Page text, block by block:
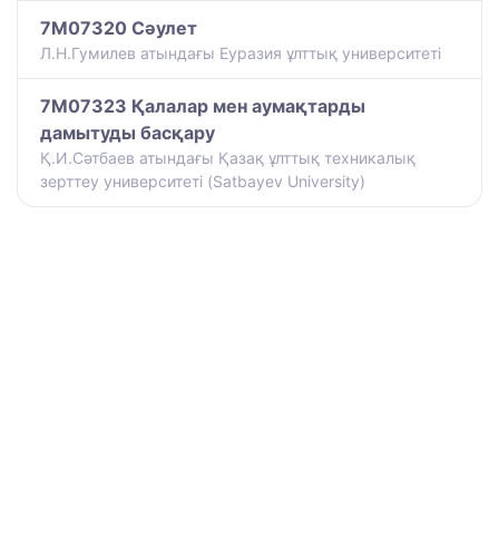
7M07320 Сәулет
Л.Н.Гумилев атындағы Еуразия ұлттық университеті
7M07323 Қалалар мен аумақтарды
дамытуды басқару
Қ.И.Сәтбаев атындағы Қазақ ұлттық техникалық
зерттеу университеті (Satbayev University)